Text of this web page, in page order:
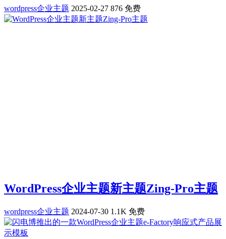
wordpress企业主题 2025-02-27 876 免费
WordPress企业主题新主题Zing-Pro主题
wordpress企业主题 2024-07-30 1.1K 免费